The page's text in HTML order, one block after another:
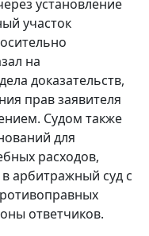
установление
участок
на
доказательств,
прав заявителя
Судом также
для
расходов,
арбитражный суд с
ответчиков.